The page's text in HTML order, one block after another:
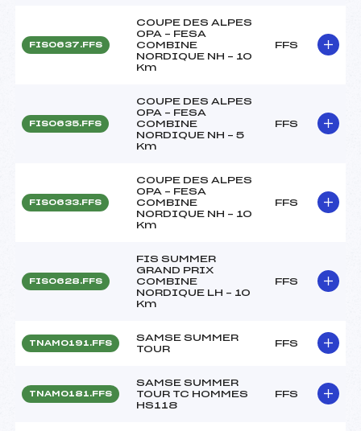
FIS0637.FFS
COUPE DES ALPES
OPA – FESA
COMBINE
NORDIQUE NH – 10
Km
FFS
FIS0635.FFS
COUPE DES ALPES
OPA – FESA
COMBINE
NORDIQUE NH – 5
Km
FFS
FIS0633.FFS
COUPE DES ALPES
OPA – FESA
COMBINE
NORDIQUE NH – 10
Km
FFS
FIS0628.FFS
FIS SUMMER
GRAND PRIX
COMBINE
NORDIQUE LH – 10
Km
FFS
TNAM0191.FFS
SAMSE SUMMER
TOUR
FFS
TNAM0181.FFS
SAMSE SUMMER
TOUR TC HOMMES
HS118
FFS